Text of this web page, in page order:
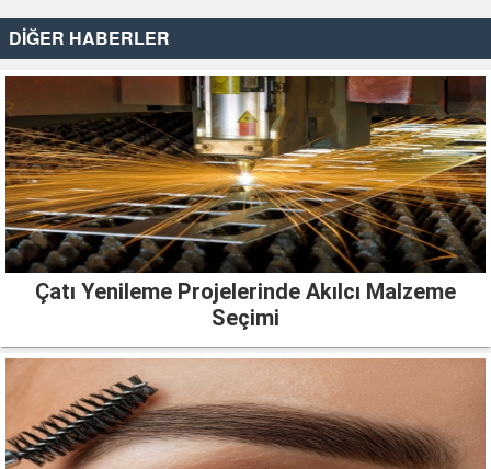
DİĞER HABERLER
Çatı Yenileme Projelerinde Akılcı Malzeme
Seçimi